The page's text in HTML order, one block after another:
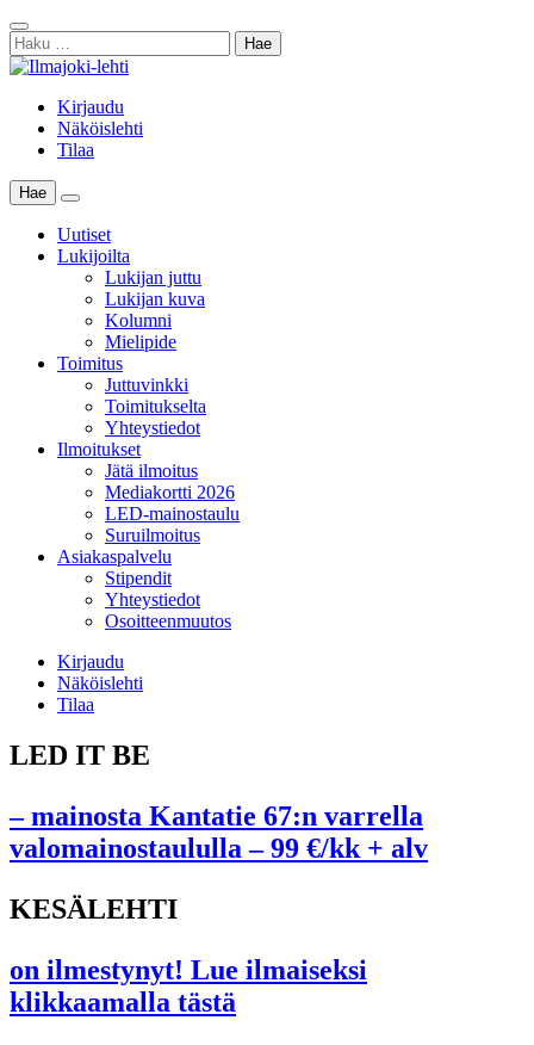
Skip
to
content
Sulje
haku
Haku:
Kirjaudu
Näköislehti
Tilaa
Hae
Main
Menu
Uutiset
Lukijoilta
Lukijan juttu
Lukijan kuva
Kolumni
Mielipide
Toimitus
Juttuvinkki
Toimitukselta
Yhteystiedot
Ilmoitukset
Jätä ilmoitus
Mediakortti 2026
LED-mainostaulu
Suruilmoitus
Asiakaspalvelu
Stipendit
Yhteystiedot
Osoitteenmuutos
Kirjaudu
Näköislehti
Tilaa
LED IT BE
– mainosta Kantatie 67:n varrella
valomainostaululla – 99 €/kk + alv
KESÄLEHTI
on ilmestynyt! Lue ilmaiseksi
klikkaamalla tästä